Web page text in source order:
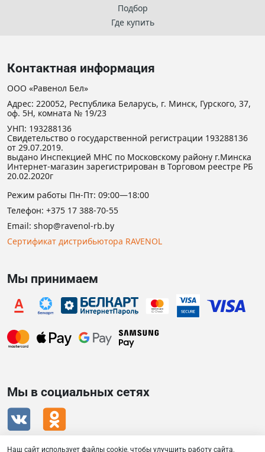
Подбор
Где купить
Контактная информация
ООО «Равенол Бел»
Адрес: 220052, Республика Беларусь, г. Минск, Гурского, 37,
оф. 5Н, комната № 19/23
УНП: 193288136
Свидетельство о государственной регистрации 193288136
от 29.07.2019.
выдано Инспекцией МНС по Московскому району г.Минска
Интернет-магазин зарегистрирован в Торговом реестре РБ
20.02.2020г
Режим работы Пн-Пт: 09:00—18:00
Телефон: +375 17 388-70-55
Email: shop@ravenol-rb.by
Сертификат дистрибьютора RAVENOL
Мы принимаем
Мы в социальных сетях
Наш сайт использует файлы cookie, чтобы улучшить работу сайта,